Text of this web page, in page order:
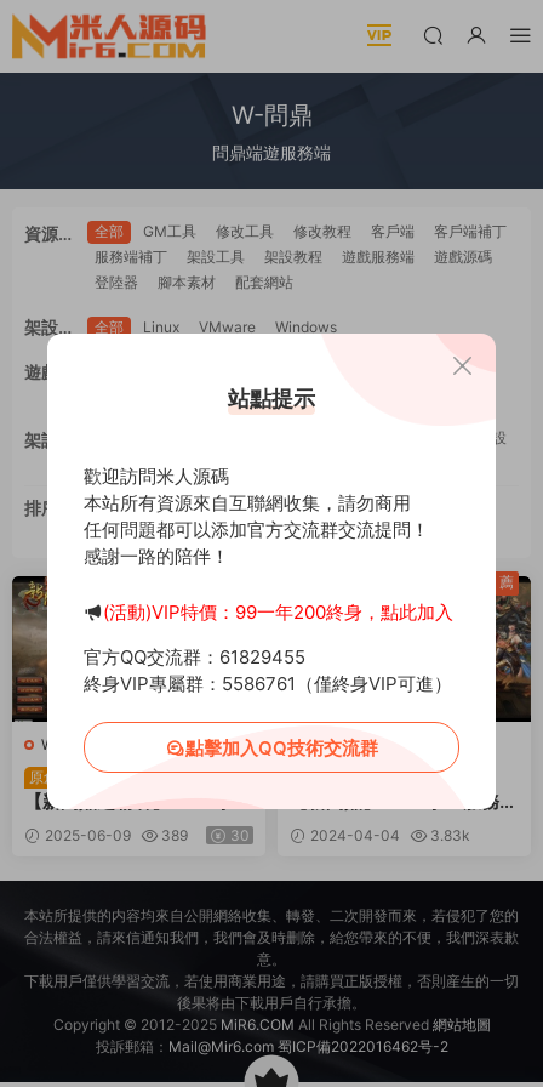
W-問鼎
問鼎端遊服務端
資源類
全部 GM工具 修改工具 修改教程 客戶端
客戶端補丁
服務端補丁
架設工具 架設教程 遊戲服務端
遊戲源碼
登陸器
腳本素材 配套網站
架設系
全部 Linux VMware Windows
遊戲平
多端互通 工具類
架設難
手工架設
架設工具
排序 最新 更新 推薦 下載 浏覽
評論
随機
W-問鼎
端遊服務端
原創
典藏2.5D回合端遊
【新問鼎之霸者】Linux手工
服務端+修改教程+解包工具
+裝備修改工具+PC客戶端
2025-06-09 389 30
W-問鼎·端遊服務端
原創 典藏2.5D回合端遊
【新問鼎】Linux手工服務端
+PC客戶端+視頻架設教程
2024-04-04
3.83k
薦
本站所提供的内容均來自公開網絡收集、轉發、二次開發而來，若侵犯了您的
合法權益，請來信通知我們，我們會及時删除，給您帶來的不便，我們深表歉
意。
下載用戶僅供學習交流，若使用商業用途，請購買正版授權，否則産生的一切
後果将由下載用戶自行承擔。
Copyright © 2012-2025 MiR6.COM All Rights Reserved 網站地圖
投訴郵箱： Mail@Mir6.com 蜀ICP備2022016462号-2
站點提示
歡迎訪問米人源碼
本站所有資源來自互聯網收集，請勿商用
任何問題都可以添加官方交流群交流提問！
感謝一路的陪伴！
(活動)VIP特價：99一年200終身，點此加入
官方QQ交流群：61829455
終身VIP專屬群：5586761（僅終身VIP可進）
點擊加入QQ技術交流群